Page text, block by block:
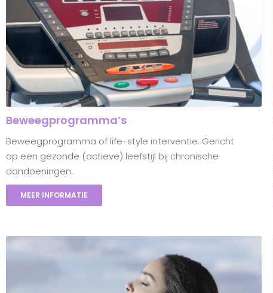
Beweegprogramma’s
Beweegprogramma of life-style interventie. Gericht
op een gezonde (actieve) leefstijl bij chronische
aandoeningen.
MEER INFORMATIE